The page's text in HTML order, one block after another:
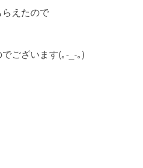
えたので
ございます(｡-_-｡)